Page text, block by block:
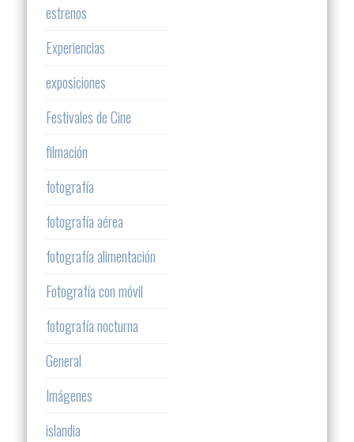
estrenos
Experiencias
exposiciones
Festivales de Cine
filmación
fotografía
fotografía aérea
fotografía alimentación
Fotografía con móvil
fotografía nocturna
General
Imágenes
islandia